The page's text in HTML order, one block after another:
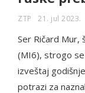
ZTP 21. jul 2023.
Ser Ričard Mur,
(MI6), strogo
izveštaj
potrazi za